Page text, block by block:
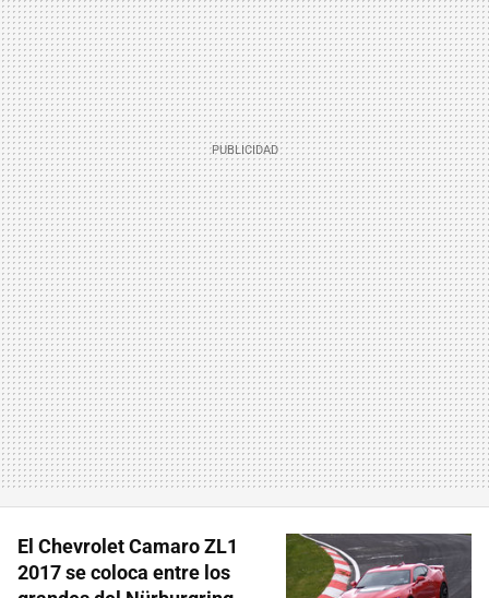
El Chevrolet Camaro ZL1
2017 se coloca entre los